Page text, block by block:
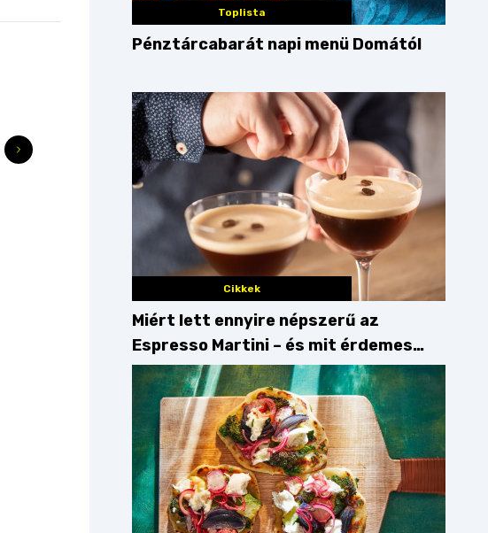
Toplista
Pénztárcabarát napi menü Domától
Cikkek
Miért lett ennyire népszerű az
Espresso Martini – és mit érdemes
enni mellé?